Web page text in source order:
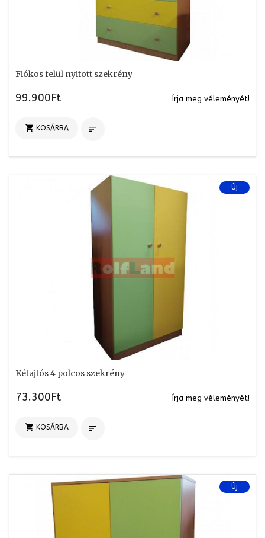
Fiókos felül nyitott szekrény
99.900Ft Írja meg véleményét!
 KOSÁRBA 
Új
Kétajtós 4 polcos szekrény
73.300Ft Írja meg véleményét!
 KOSÁRBA 
Új